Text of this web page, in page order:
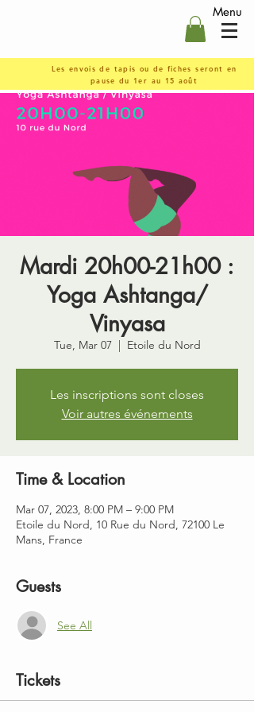
Menu
Les envois de tapis ou de fiches seront en
pause du 1er au 15 août
Mardi 20h00-21h00 :
Yoga Ashtanga/
Vinyasa
Tue, Mar 07
  |
Etoile du Nord
Les inscriptions sont closes
Voir autres événements
Time & Location
Mar 07, 2023, 8:00 PM – 9:00 PM
Etoile du Nord, 10 Rue du Nord, 72100 Le
Mans, France
Guests
See All
Tickets